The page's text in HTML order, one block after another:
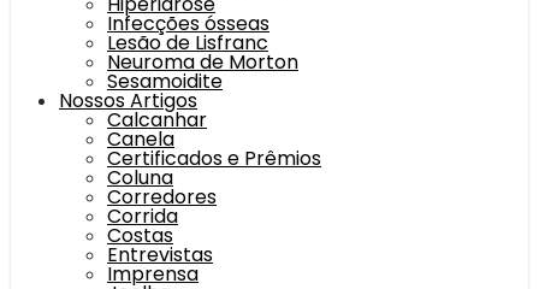
Infecções ósseas
Lesão de Lisfranc
Neuroma de Morton
Sesamoidite
Nossos Artigos
Calcanhar
Canela
Certificados e Prêmios
Coluna
Corredores
Corrida
Costas
Entrevistas
Imprensa